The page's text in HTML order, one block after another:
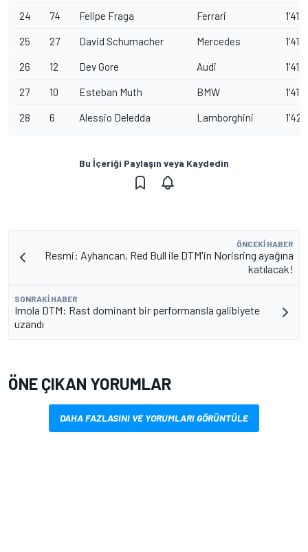
24 74 Felipe Fraga Ferrari
25 27 David Schumacher Mercedes
26 12 Dev Gore Audi
27 10 Esteban Muth BMW
28 6 Alessio Deledda Lamborghini
Bu İçeriği Paylaşın veya Kaydedin
ÖNCEKI HABER
Resmi: Ayhancan, Red Bull ile DTM'in Norisring ayağına
katılacak!
SONRAKI HABER
Imola DTM: Rast dominant bir performansla galibiyete
uzandı
ÖNE ÇIKAN YORUMLAR
DAHA FAZLASINI VE YORUMLARI GÖRÜNTÜLE